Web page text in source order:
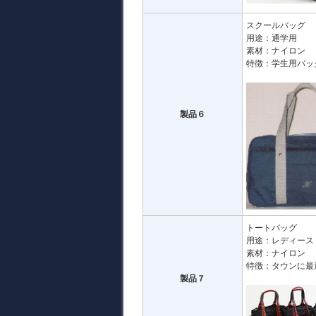
製品６
スクールバッグ
用途：通学用
素材：ナイロン
特徴：学生用バッ
製品７
トートバッグ
用途：レディース
素材：ナイロン
特徴：タウンに最